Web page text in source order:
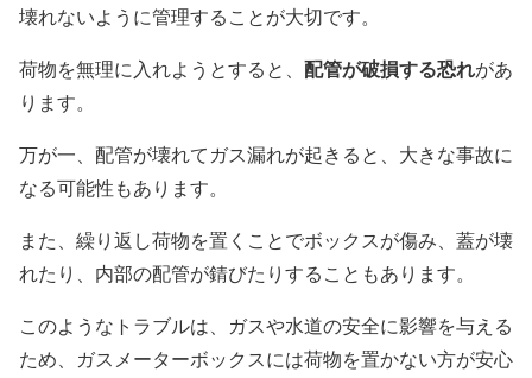
壊れないように管理することが大切です。
荷物を無理に入れようとすると、 配管が破損する恐れがあ
ります。
万が一、配管が壊れてガス漏れが起きると、大きな事故に
なる可能性もあります。
また、繰り返し荷物を置くことでボックスが傷み、蓋が壊
れたり、内部の配管が錆びたりすることもあります。
このようなトラブルは、ガスや水道の安全に影響を与える
ため、ガスメーターボックスには荷物を置かない方が安心